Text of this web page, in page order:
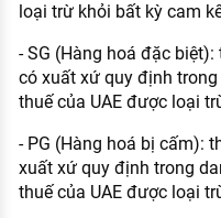
loại trừ khỏi bất kỳ cam
- SG (Hàng hoá đặc
có xuất xứ quy định trong
thuế của UAE được loại
- PG (Hàng hoá bị cấm):
xuất xứ quy định trong
thuế của UAE được loại